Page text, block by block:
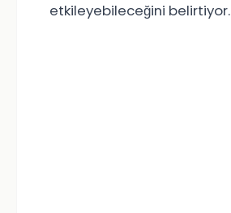
etkileyebileceğini belirtiyor.